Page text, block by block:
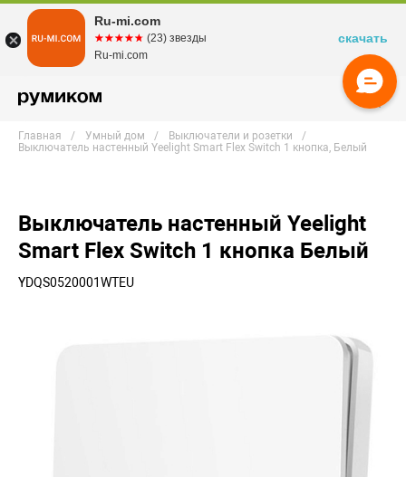
Главная Умный дом
Выключатели и розетки
Выключатель настенный Yeelight Smart Flex Switch 1 кнопка, Белый
Выключатель настенный Yeelight
Smart Flex Switch 1 кнопка Белый
YDQS0520001WTEU
Ru-mi.com
☆☆☆☆☆
★★★★★ (23) звезды
Ru-mi.com
скачать